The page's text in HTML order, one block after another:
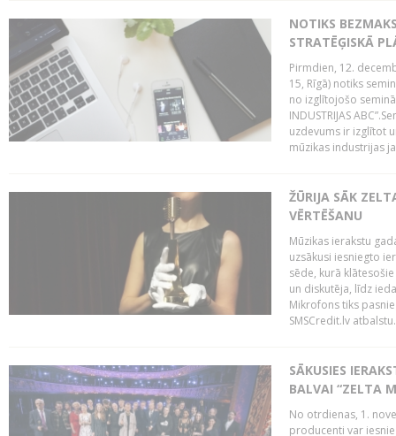
NOTIKS
STRATĒĢISKĀ
Pirmdien, 12.
15, Rīgā) notiks
no izglītojošo
INDUSTRIJAS
uzdevums ir izglītot
mūzikas industrijas
ŽŪRIJA SĀK
VĒRTĒŠANU
Mūzikas ierakstu
uzsākusi iesniegto
sēde, kurā
un diskutēja, līdz
Mikrofons tiks
SMSCredit.lv
SĀKUSIES
BALVAI “ZELTA
No otrdienas, 1.
producenti var